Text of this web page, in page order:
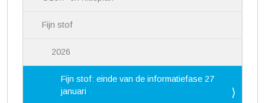
Fijn stof
2026
Fijn stof: einde van de informatiefase 27
januari